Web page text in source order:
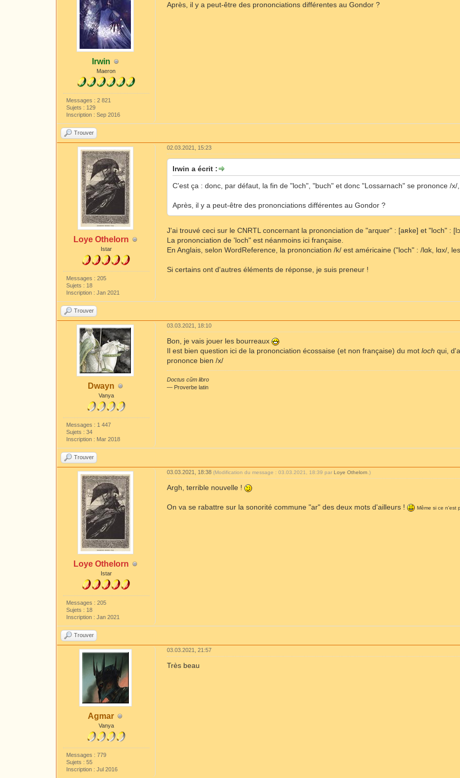
Irwin
Maeron
Messages : 2 821
Sujets : 129
Inscription : Sep 2016
Après, il y a peut-être des prononciations différentes au Gondor ?
Trouver
Loye Othelorn
Istar
Messages : 205
Sujets : 18
Inscription : Jan 2021
02.03.2021, 15:23
Irwin a écrit :
C'est ça : donc, par défaut, la fin de "loch", "buch" et donc "Lossarnach" se prononce /
Après, il y a peut-être des prononciations différentes au Gondor ?
J'ai trouvé ceci sur le CNRTL concernant la prononciation de "arquer" : [aʀke] et "loch" :
La prononciation de 'loch" est néanmoins ici française.
En Anglais, selon WordReference, la prononciation /k/ est américaine ("loch" : /lɑk, lɑx/,
Si certains ont d'autres éléments de réponse, je suis preneur !
Trouver
Dwayn
Vanya
Messages : 1 447
Sujets : 34
Inscription : Mar 2018
03.03.2021, 18:10
Bon, je vais jouer les bourreaux
Il est bien question ici de la prononciation écossaise (et non française) du motloch qui,
prononce bien /x/
Doctus cŭm libro
― Proverbe latin
Trouver
Loye Othelorn
Istar
Messages : 205
Sujets : 18
Inscription : Jan 2021
03.03.2021, 18:38(Modification du message : 03.03.2021, 18:39 parLoye Othelorn .)
Argh, terrible nouvelle !
On va se rabattre sur la sonorité commune "ar" des deux mots d'ailleurs ! Même si ce n'est
Trouver
Agmar
Vanya
Messages : 779
Sujets : 55
Inscription : Jul 2016
03.03.2021, 21:57
Très beau